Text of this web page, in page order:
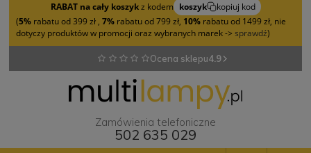
RABAT na cały koszykz kodem koszyk
kopiuj kod
(5% rabatu od 399 zł , 7% rabatu od 799 zł, 10% rabatu od 1499 zł, nie
dotyczy produktów w promocji oraz wybranych marek -> sprawdź)
Ocena sklepu 4.9
Zamówienia telefoniczne
502 635 029